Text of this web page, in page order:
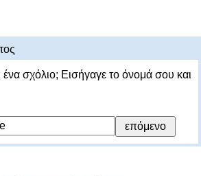
σχόλιο; Εισήγαγε το όνομά σου και